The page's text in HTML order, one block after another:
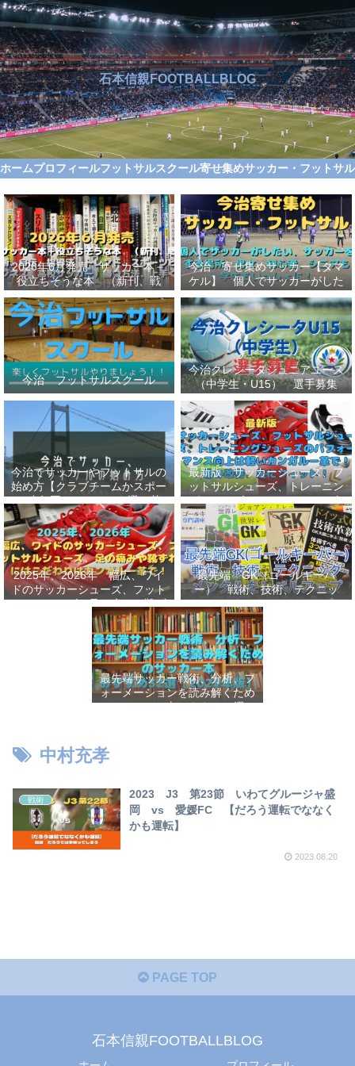
石本信親FOOTBALLBLOG
ホームプロフィールフットサルスクール寄せ集めサッカー・フット
2026年6月発売 サッカー本＋
役立ちそうな本 （新刊、戦
術、自伝、指導法、トレンド、
スポーツビジネス、高校サッカ
ー）勝つ方法、上手くなる方法
を見つけよう！
今治 寄せ集めサッカー【タマ
ケル】 個人でサッカーがした
い、サッカーをする場所、男
女、初心者、シニアも学生もい
っしょに！【タマケル】
今治 フットサルスクール
今治クレシータジュニアユース
（中学生・U15） 選手募集
今治でサッカーやフットサルの
始め方【クラブチームかスポー
ツ少年団かスクールを選ぶ基
準】小学生、幼児（年長・年
中）、サッカー
最新版 サッカーシューズ、フ
ットサルシューズ、トレーニン
グシューズのパフォーマンス向
上は軽いカンガルー革で！痛み
改善、足にフィット！
2025年、2026年 幅広、ワイ
ドのサッカーシューズ、フット
サルシューズ、足の痛みや靴ず
れにはこだわりはカンガルー革
で！
最先端 GK（ゴールキーパ
ー） 戦術、技術、テクニッ
ク、メンタルをレベルアップし
世界基準へ 練習メニューなど
選手、指導者おすすめ本 11
選
最先端サッカー戦術、分析、フ
ォーメーションを読み解くため
のサッカー本おすすめ32選
中村充孝
戦術
2023 J3 第23節 いわてグルージャ盛
岡 vs 愛媛FC 【だろう運転でななく
かも運転】
2023.08.20
PAGE TOP
石本信親FOOTBALLBLOG